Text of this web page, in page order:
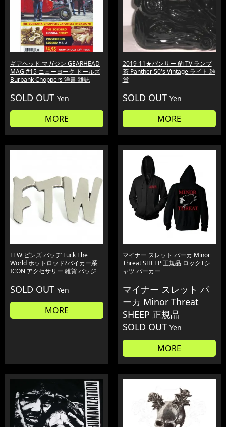
ギアヘッド マガジン GEARHEAD
MAG #15 ニューヨーク ドールズ
Burbank Choppers 洋書 雑誌
SOLD OUT Yen
MORE
2019-11★パンサー 豹 TV ランプ
茶 Panther 50's Vintage ライト 雑
貨
SOLD OUT Yen
MORE
FTW ピンズ バッヂ Fuck The
World ホットロッド?バイカー系
ICON アクセサリー 雑貨 バッジ
SOLD OUT Yen
MORE
マイナー スレット パーカ Minor
Threat SHEEP 正規品 ロックTシ
ャツ パーカー
マイナー スレット パ
ーカ Minor Threat
SHEEP 正規品
SOLD OUT Yen
MORE